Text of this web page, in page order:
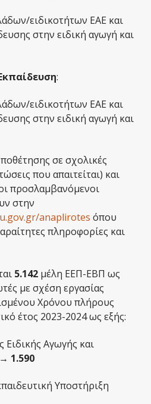
ειδικοτήτων ΕΑΕ και
στην ειδική αγωγή και
:
ειδικοτήτων ΕΑΕ και
στην ειδική αγωγή και
σε σχολικές
που απαιτείται) και
προσλαμβανόμενοι
στην
anaplirotes όπου
πληροφορίες και
5.142 μέλη ΕΕΠ-ΕΒΠ ως
με σχέση εργασίας
Χρόνου πλήρους
έτος 2023-2024 ως εξής:
Ειδικής Αγωγής και
1.590
Υποστήριξη